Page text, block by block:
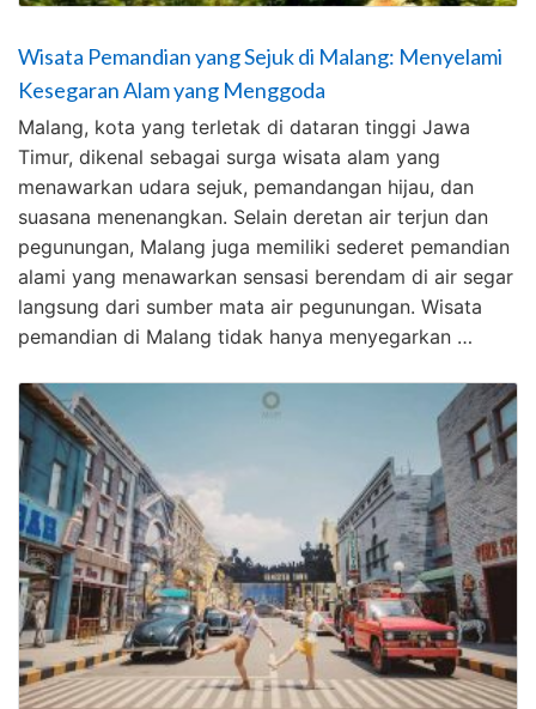
Wisata Pemandian yang Sejuk di Malang: Menyelami
Kesegaran Alam yang Menggoda
Malang, kota yang terletak di dataran tinggi Jawa
Timur, dikenal sebagai surga wisata alam yang
menawarkan udara sejuk, pemandangan hijau, dan
suasana menenangkan. Selain deretan air terjun dan
pegunungan, Malang juga memiliki sederet pemandian
alami yang menawarkan sensasi berendam di air segar
langsung dari sumber mata air pegunungan. Wisata
pemandian di Malang tidak hanya menyegarkan …